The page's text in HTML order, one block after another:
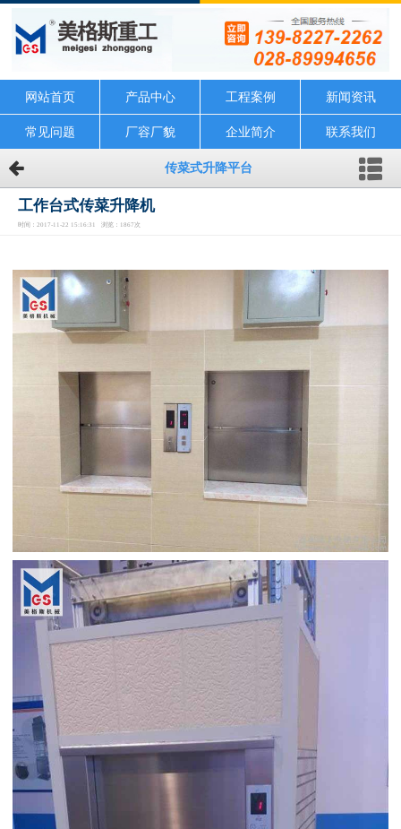
网站首页 产品中心 工程案例 新闻资讯
常见问题 厂容厂貌 企业简介 联系我们
传菜式升降平台
工作台式传菜升降机
时间：2017-11-22 15:16:31 浏览：1867次